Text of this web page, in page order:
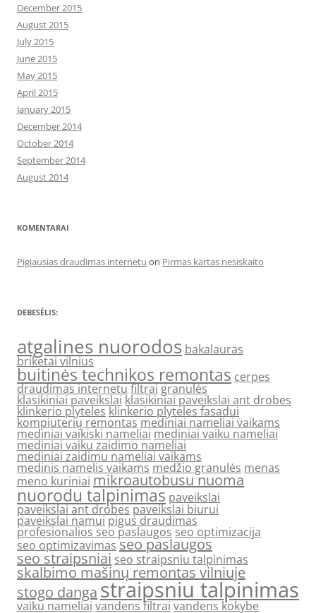
December 2015
August 2015
July 2015
June 2015
May 2015
April 2015
January 2015
December 2014
October 2014
September 2014
August 2014
KOMENTARAI
Pigiausias draudimas internetu on Pirmas kartas nesiskaito
DEBESĖLIS:
atgalines nuorodos bakalauras
briketai vilnius
buitinės technikos remontas cerpes
draudimas internetufiltraigranulės
klasikiniai paveikslai klasikiniai paveikslai ant drobes
klinkerio plyteles klinkerio plyteles fasadui
kompiuterių remontas mediniai nameliai vaikams
mediniai vaikiski nameliai mediniai vaiku nameliai
mediniai vaiku zaidimo nameliai
mediniai zaidimu nameliai vaikams
medinis namelis vaikams medžio granulės menas
meno kuriniai mikroautobusu nuoma
nuorodu talpinimas paveikslai
paveikslai ant drobespaveikslai biurui
paveikslai namui pigus draudimas
profesionalios seo paslaugos seo optimizacija
seo optimizavimas seo paslaugos
seo straipsniai seo straipsniu talpinimas
skalbimo mašinų remontas vilniuje
stogo danga straipsniu talpinimas
vaiku nameliai vandens filtrai vandens kokybe